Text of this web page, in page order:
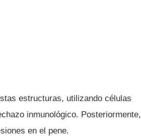
estructuras, utilizando células
inmunológico. Posteriormente,
en el pene.